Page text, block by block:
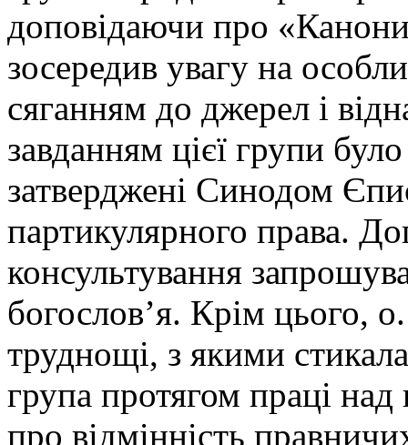
доповідаючи про
зосередив увагу на
сяганням до джерел і
завданням цієї групи
затверджені Синодом
партикулярного права.
консультування
богослов’я. Крім цього,
труднощі, з якими
група протягом праці
про відмінність